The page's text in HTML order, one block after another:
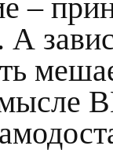
–
А